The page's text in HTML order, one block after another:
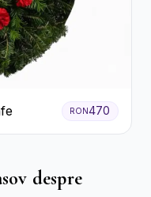
RON470
despre